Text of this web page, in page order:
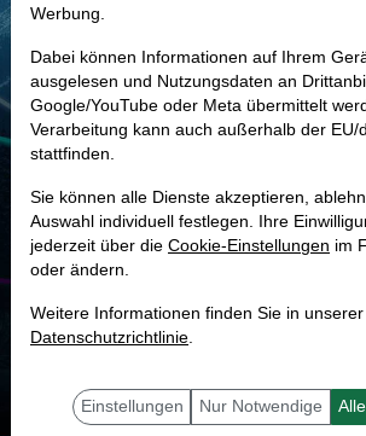
-
Marktkapitalisierung 74,06
Unternehmenswert 75,06
MONKEY-TRADER
90.6 %
Mit 90.6 % Wahrscheinlichkeit wird selbst der
Werbung.
Dabei können Informationen auf Ihrem
ausgelesen und Nutzungsdaten an
Google/YouTube oder Meta übermittelt
Verarbeitung kann auch außerhalb der EU/
stattfinden.
Sie können alle Dienste akzeptieren,
Auswahl individuell festlegen. Ihre
jederzeit über die Cookie-Einstellungen im
oder ändern.
Weitere Informationen finden Sie in unserer
Datenschutzrichtlinie.
Einstellungen Nur Notwendige